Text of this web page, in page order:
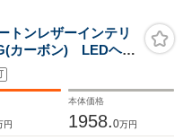
ンレザーインテリ
カーボン) LEDヘッ
ンホイール 塗装
リアアクスルステ
円
本体価格
1958.0万円